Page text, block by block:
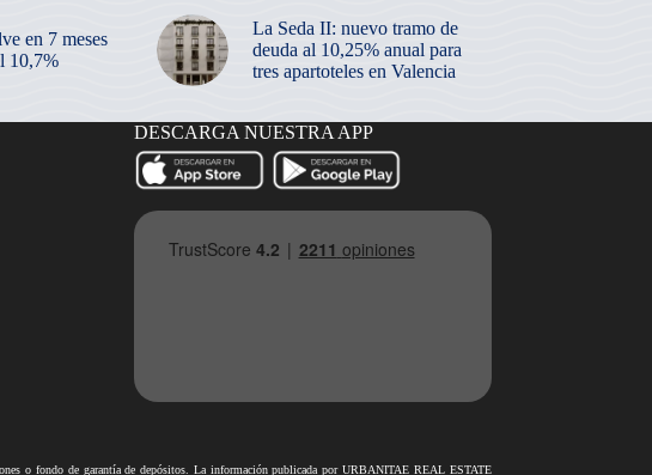
en 7 meses
10,7%
La Seda II: nuevo tramo de
deuda al 10,25% anual para
tres apartoteles en Valencia
DESCARGA NUESTRA APP
o fondo de garantía de depósitos. La información publicada por URBANITAE REAL ESTATE